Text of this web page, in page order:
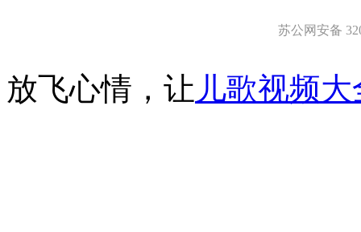
苏公网安备
放飞心情，让 儿歌视频大